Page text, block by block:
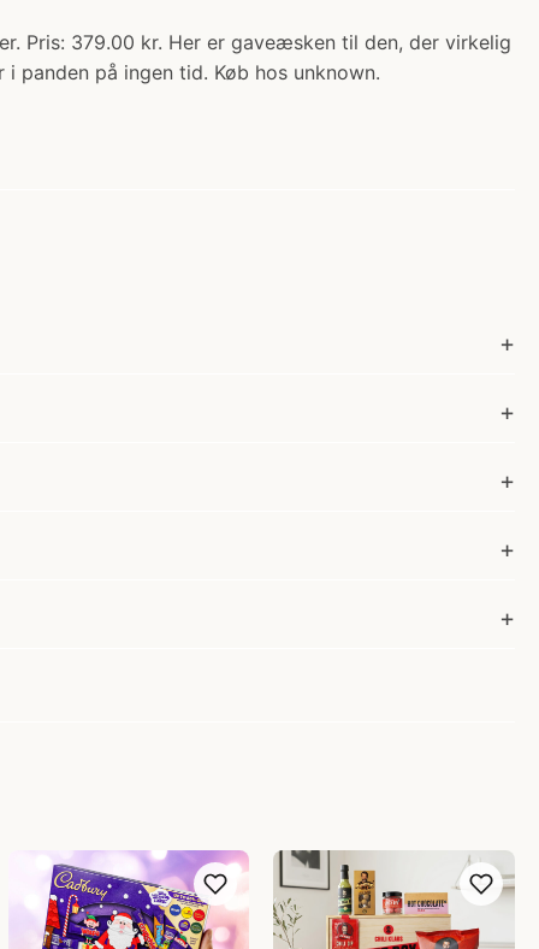
Pris: 379.00 kr. Her er gaveæsken til den, der virkelig
panden på ingen tid. Køb hos unknown.